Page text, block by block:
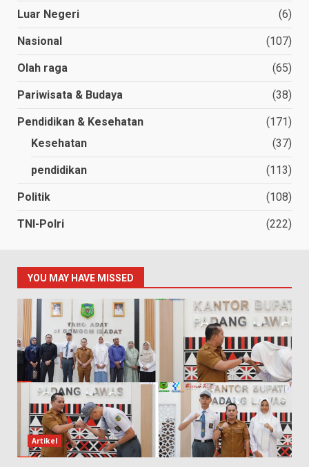
Luar Negeri (6)
Nasional (107)
Olah raga (65)
Pariwisata & Budaya (38)
Pendidikan & Kesehatan
(171)
Kesehatan
(37)
pendidikan (113)
Politik (108)
TNI-Polri (222)
YOU MAY HAVE MISSED
Artikel